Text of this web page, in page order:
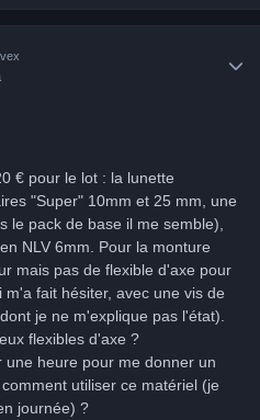
€ pour le lot : la lunette
"Super" 10mm et 25 mm, une
le pack de base il me semble),
NLV 6mm. Pour la monture
mais pas de flexible d'axe pour
fait hésiter, avec une vis de
je ne m'explique pas l'état).
flexibles d'axe ?
heure pour me donner un
utiliser ce matériel (je
journée) ?